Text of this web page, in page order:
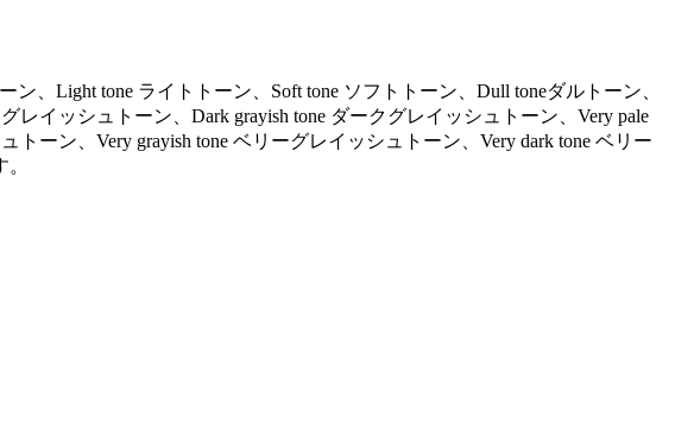
、Light tone ライトトーン、Soft tone ソフトトーン、Dull toneダルトーン、
レイッシュトーン、Dark grayish tone ダークグレイッシュトーン、Very pale
ーン、Very grayish tone ベリーグレイッシュトーン、Very dark tone ベリー